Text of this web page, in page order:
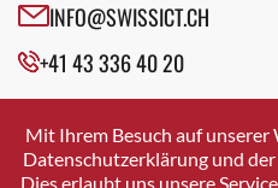
Crissier
Davos Platz
Dierikon
Dietikon
INFO@SWISSICT.CH
+41 43 336 40 20
SWISSICT
VULKANSTRASSE 120
8048 ZURICH
Mit Ihrem Besuch auf unserer
Datenschutzerklärung und
Dies erlaubt uns unsere